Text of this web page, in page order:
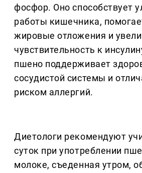
фосфор. Оно способствует
работы кишечника,
жировые отложения и
чувствительность к
пшено поддерживает
сосудистой системы и
риском аллергий.
Диетологи рекомендуют
суток при употреблении
молоке, съеденная утром,